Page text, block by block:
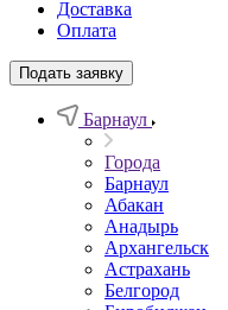
Доставка
Оплата
Подать заявку
Барнаул
Города
Барнаул
Абакан
Анадырь
Архангельск
Астрахань
Белгород